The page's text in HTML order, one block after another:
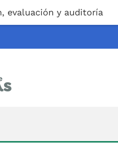
de Caldas
evaluación y auditoría